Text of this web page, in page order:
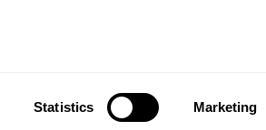
Statistics Marketing